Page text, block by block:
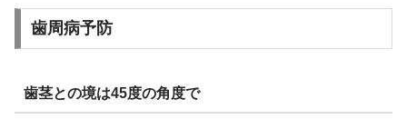
歯周病予防
歯茎との境は45度の角度で